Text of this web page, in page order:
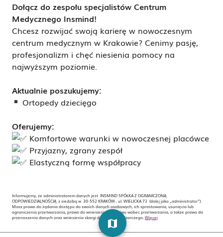
Dołącz do zespołu specjalistów Centrum
Medycznego Insmind!
Chcesz rozwijać swoją karierę w nowoczesnym
centrum medycznym w Krakowie? Cenimy pasję,
profesjonalizm i chęć niesienia pomocy na
najwyższym poziomie.
Aktualnie poszukujemy:
Ortopedy dziecięgo
Oferujemy:
Komfortowe warunki w nowoczesnej placówce
Przyjazny, zgrany zespół
Elastyczną formę współpracy
Informujemy, że administratorem danych jest INSMIND SPÓŁKA Z OGRANICZONĄ
ODPOWIEDZIALNOŚCIĄ z siedzibą w 30-552 KRAKÓW , ul. WIELICKA 72 (dalej jako „administrator”).
Masz prawo do żądania dostępu do swoich danych osobowych, ich sprostowania, usunięcia lub
ograniczenia przetwarzania, prawo do wniesienia sprzeciwu wobec przetwarzania, a także prawo do
przenoszenia danych oraz wniesienia skargi do organu nadzorczego. Więcej
map